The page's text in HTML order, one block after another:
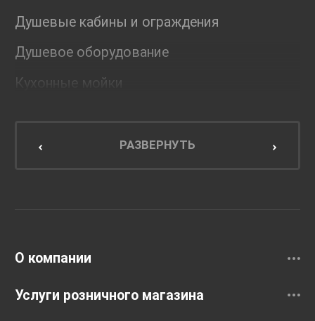
Душевые кабины и ограждения
Душевое оборудование
Кухонные мойки
Мебель для кухниРАЗВЕРНУТЬ
О компании
Услуги розничного магазина